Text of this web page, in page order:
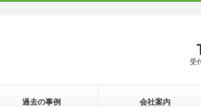
受
過去の事例 会社案内